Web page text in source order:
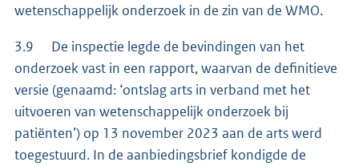
wetenschappelijk onderzoek in de zin van de WMO.
3.9 De inspectie legde de bevindingen van het
onderzoek vast in een rapport, waarvan de definitieve
versie (genaamd: ‘ontslag arts in verband met het
uitvoeren van wetenschappelijk onderzoek bij
patiënten’) op 13 november 2023 aan de arts werd
toegestuurd. In de aanbiedingsbrief kondigde de